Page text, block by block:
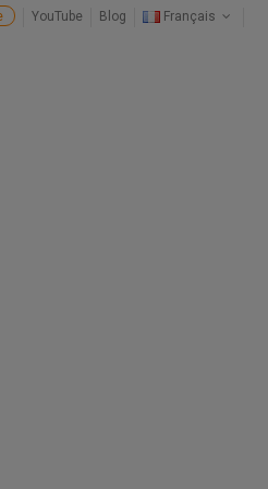
Français
Blog
YouTube